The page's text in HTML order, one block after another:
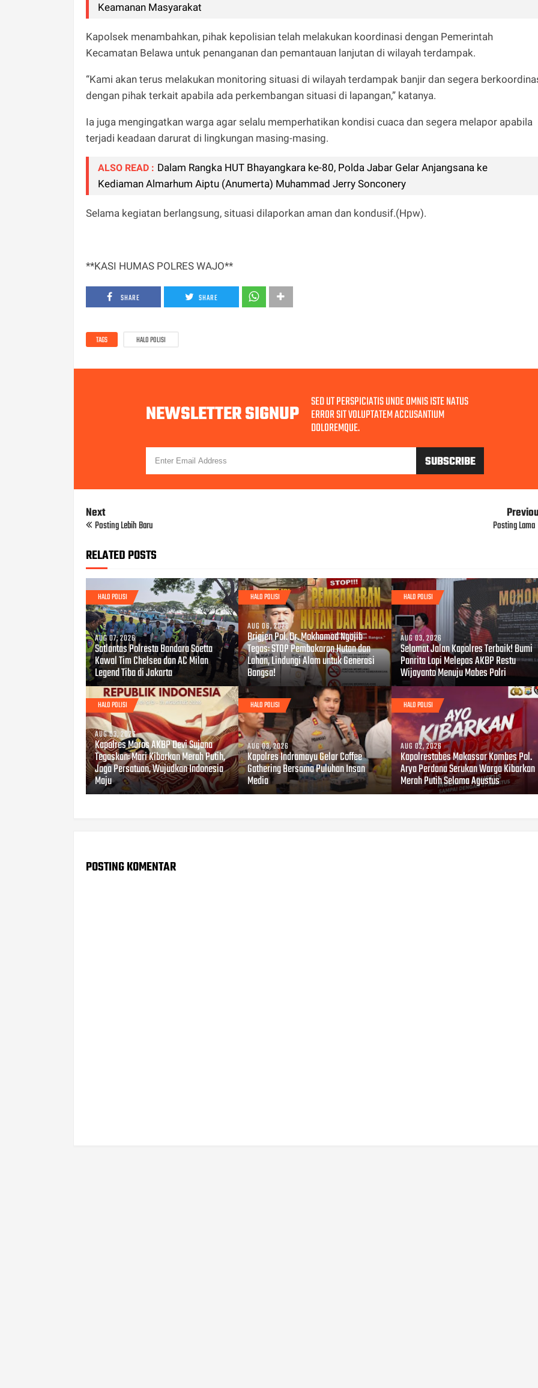
Keamanan Masyarakat
Kapolsek menambahkan, pihak kepolisian telah melakukan koordinasi dengan Pemerintah
Kecamatan Belawa untuk penanganan dan pemantauan lanjutan di wilayah terdampak.
“Kami akan terus melakukan monitoring situasi di wilayah terdampak banjir dan segera
dengan pihak terkait apabila ada perkembangan situasi di lapangan,” katanya.
Ia juga mengingatkan warga agar selalu memperhatikan kondisi cuaca dan segera melapor apabila
terjadi keadaan darurat di lingkungan masing-masing.
ALSO READ : Dalam Rangka HUT Bhayangkara ke-80, Polda Jabar Gelar Anjangsana ke
Kediaman Almarhum Aiptu (Anumerta) Muhammad Jerry Sonconery
Selama kegiatan berlangsung, situasi dilaporkan aman dan kondusif.(Hpw).
**KASI HUMAS POLRES WAJO**
SHARE SHARE
TAGS HALO POLISI
NEWSLETTER SIGNUP SED UT PERSPICIATIS UNDE OMNIS ISTE NATUS
ERROR SIT VOLUPTATEM ACCUSANTIUM
DOLOREMQUE.
Next
Posting Lebih Baru Posting Lama
RELATED POSTS
HALO POLISI
AUG 07, 2026
Satlantas Polresta Bandara Soetta
Kawal Tim Chelsea dan AC Milan
Legend Tiba di Jakarta
HALO POLISI
AUG 06, 2026
Brigjen Pol. Dr. Mokhamad Ngajib
Tegas: STOP Pembakaran Hutan dan
Lahan, Lindungi Alam untuk Generasi
Bangsa!
HALO POLISI
AUG 03, 2026
Selamat Jalan Kapolres Terbaik! Bumi
Panrita Lopi Melepas AKBP Restu
Wijayanto Menuju Mabes Polri
HALO POLISI
AUG 03, 2026
Kapolres Maros AKBP Devi Sujana
Tegaskan: Mari Kibarkan Merah Putih,
Jaga Persatuan, Wujudkan Indonesia
Maju
HALO POLISI
AUG 03, 2026
Kapolres Indramayu Gelar Coffee
Gathering Bersama Puluhan Insan
Media
HALO POLISI
AUG 02, 2026
Kapolrestabes Makassar Kombes Pol.
Arya Perdana Serukan Warga Kibarkan
Merah Putih Selama Agustus
POSTING KOMENTAR